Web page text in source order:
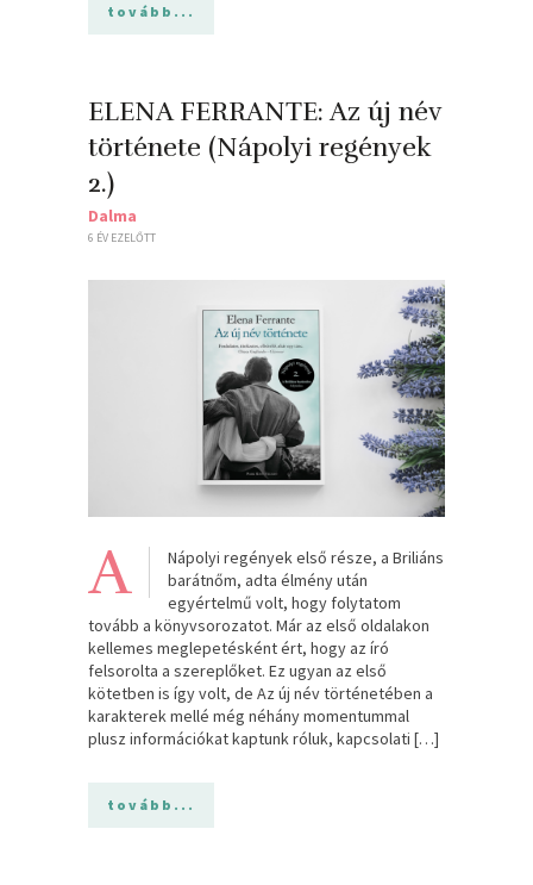
tovább...
ELENA FERRANTE: Az ​új név
története (Nápolyi regények
2.)
Dalma
6 ÉV EZELŐTT
A
Nápolyi regények első része, a Briliáns
barátnőm, adta élmény után
egyértelmű volt, hogy folytatom
tovább a könyvsorozatot. Már az első oldalakon
kellemes meglepetésként ért, hogy az író
felsorolta a szereplőket. Ez ugyan az első
kötetben is így volt, de Az új név történetében a
karakterek mellé még néhány momentummal
plusz információkat kaptunk róluk, kapcsolati […]
tovább...